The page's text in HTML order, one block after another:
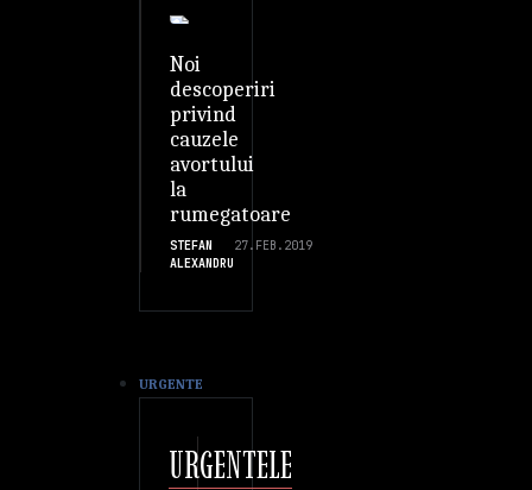
Noi
descoperiri
privind
cauzele
avortului
la
rumegatoare
STEFAN
ALEXANDRU
27.FEB.2019
URGENTE
URGENTELE